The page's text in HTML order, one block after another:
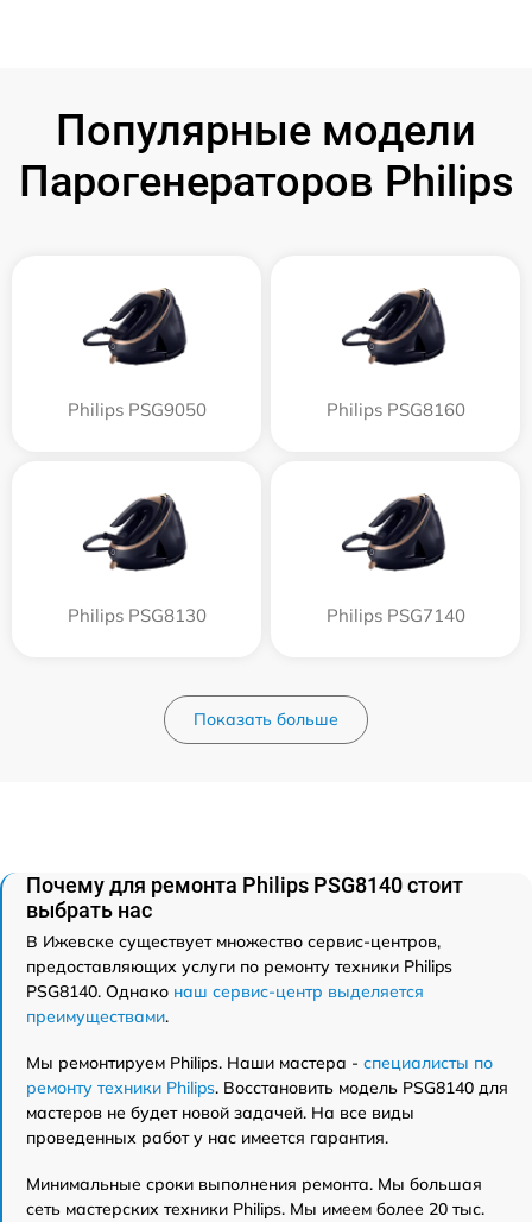
Популярные модели
Парогенераторов Philips
Philips PSG9050 Philips PSG8160
Philips PSG8130 Philips PSG7140
Показать больше
Почему для ремонта Philips PSG8140 стоит
выбрать нас
В Ижевске существует множество сервис-центров,
предоставляющих услуги по ремонту техники Philips
PSG8140. Однако наш сервис-центр выделяется
преимуществами.
Мы ремонтируем Philips. Наши мастера - специалисты по
ремонту техники Philips. Восстановить модель PSG8140 для
мастеров не будет новой задачей. На все виды
проведенных работ у нас имеется гарантия.
Минимальные сроки выполнения ремонта. Мы большая
сеть мастерских техники Philips. Мы имеем более 20 тыс.